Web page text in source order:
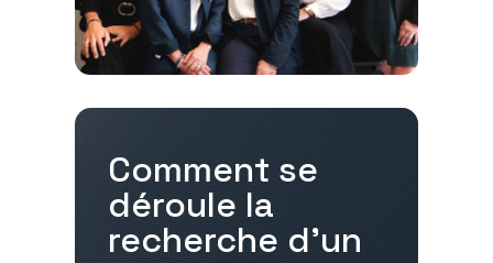
Comment se
déroule la
recherche d'un